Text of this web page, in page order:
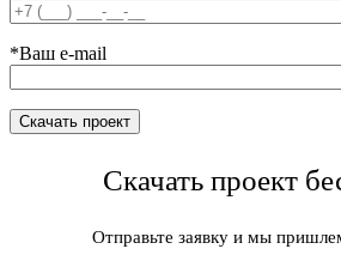
*Ваш e-mail
Скачать проект
Отправьте заявку и мы